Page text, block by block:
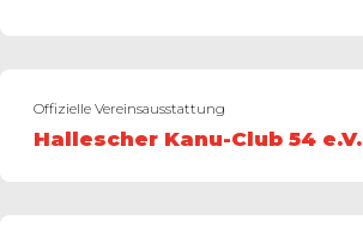
Offizielle Vereinsausstattung
Hallescher Kanu-Club 54 e.V.